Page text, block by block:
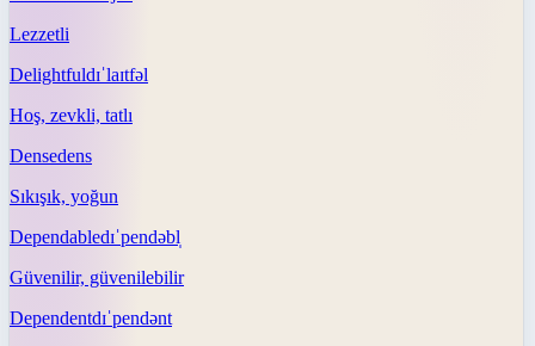
Lezzetli
Delightfuldɪˈlaɪtfəl
Hoş, zevkli, tatlı
Densedens
Sıkışık, yoğun
Dependabledɪˈpendəbl̩
Güvenilir, güvenilebilir
Dependentdɪˈpendənt